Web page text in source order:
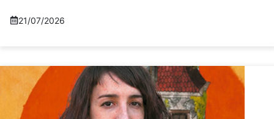
21/07/2026